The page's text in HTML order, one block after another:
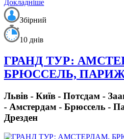
Докладніше
Збірний
10 днів
ГРАНД ТУР:
БРЮССЕЛЬ, ПАРИЖ
Львів - Київ - Потсдам -
- Амстердам - Брюссель -
Дрезден